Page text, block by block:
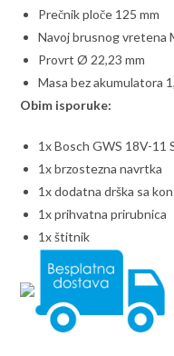
Prečnik ploče 125 mm
Navoj brusnog vretena
Provrt Ø 22,23 mm
Masa bez akumulatora
Obim isporuke:
1x Bosch GWS 18V-11
1x brzostezna navrtka
1x dodatna drška sa
1x prihvatna prirubnica
1x štitnik